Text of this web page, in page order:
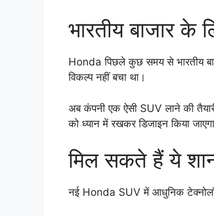
भारतीय बाजार
Honda पिछले कुछ समय से भारतीय
विकल्प नहीं बचा था।
अब कंपनी एक ऐसी SUV लाने की
को ध्यान में रखकर डिजाइन किया
मिल सकते हैं ये
नई Honda SUV में आधुनिक